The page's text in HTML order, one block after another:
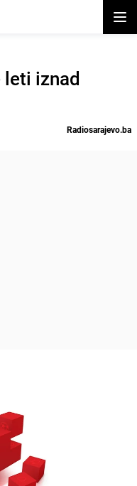
iznad
Radiosarajevo.ba